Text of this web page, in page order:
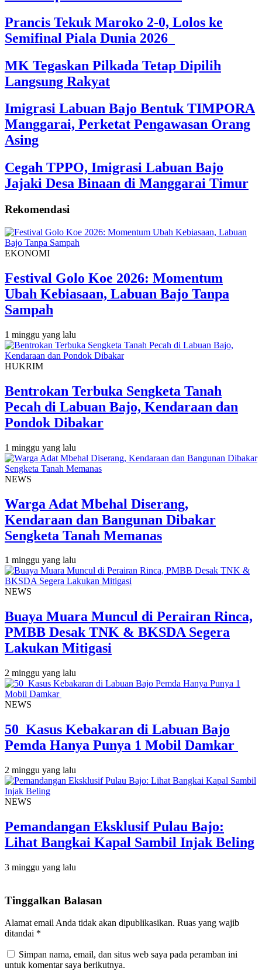
Prancis Tekuk Maroko 2-0, Lolos ke
Semifinal Piala Dunia 2026
MK Tegaskan Pilkada Tetap Dipilih
Langsung Rakyat
Imigrasi Labuan Bajo Bentuk TIMPORA
Manggarai, Perketat Pengawasan Orang
Asing
Cegah TPPO, Imigrasi Labuan Bajo
Jajaki Desa Binaan di Manggarai Timur
Rekomendasi
EKONOMI
Festival Golo Koe 2026: Momentum
Ubah Kebiasaan, Labuan Bajo Tanpa
Sampah
1 minggu yang lalu
HUKRIM
Bentrokan Terbuka Sengketa Tanah
Pecah di Labuan Bajo, Kendaraan dan
Pondok Dibakar
1 minggu yang lalu
NEWS
Warga Adat Mbehal Diserang,
Kendaraan dan Bangunan Dibakar
Sengketa Tanah Memanas
1 minggu yang lalu
NEWS
Buaya Muara Muncul di Perairan Rinca,
PMBB Desak TNK & BKSDA Segera
Lakukan Mitigasi
2 minggu yang lalu
NEWS
50 Kasus Kebakaran di Labuan Bajo
Pemda Hanya Punya 1 Mobil Damkar
2 minggu yang lalu
NEWS
Pemandangan Eksklusif Pulau Bajo:
Lihat Bangkai Kapal Sambil Injak Beling
3 minggu yang lalu
Tinggalkan Balasan
Alamat email Anda tidak akan dipublikasikan. Ruas yang wajib
ditandai *
Simpan nama, email, dan situs web saya pada peramban ini
untuk komentar saya berikutnya.